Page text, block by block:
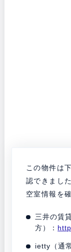
この物件は
認できまし
空室情報を
三井の賃
方）：
ietty（通